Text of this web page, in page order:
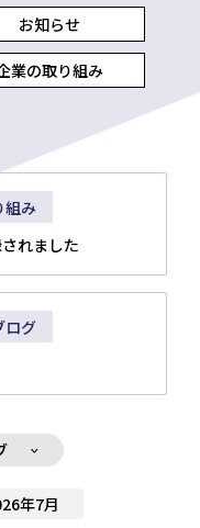
お知らせ
業の取り組み
組み
れました
ログ
年7月